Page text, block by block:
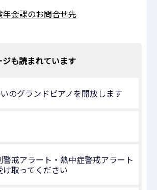
金課のお問合せ先
ジも読まれています
のグランドピアノを開放します
戒アラート・熱中症警戒アラート
け取ってください